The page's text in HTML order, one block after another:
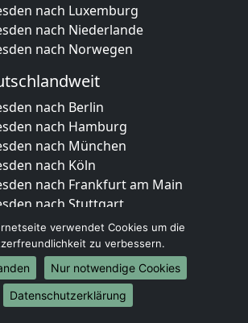
nach Luxemburg
nach Niederlande
nach Norwegen
nach Berlin
nach Hamburg
nach München
nach Köln
nach Frankfurt am Main
nach Stuttgart
nach Düsseldorf
nach Leipzig
nach Dortmund
nach Essen
nach Bremen
verwendet Cookies um die
zu verbessern.
Nur notwendige Cookies
Datenschutzerklärung